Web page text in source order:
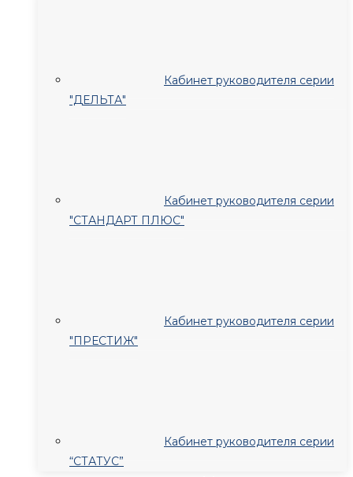
Кабинет руководителя серии
"ДЕЛЬТА"
Кабинет руководителя серии
"СТАНДАРТ ПЛЮС"
Кабинет руководителя серии
"ПРЕСТИЖ"
Кабинет руководителя серии
“СТАТУС”